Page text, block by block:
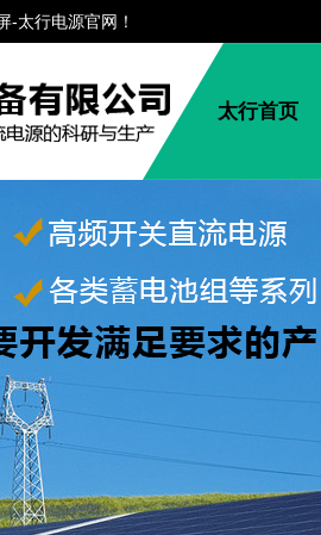
-太行电源官网！
太行首页